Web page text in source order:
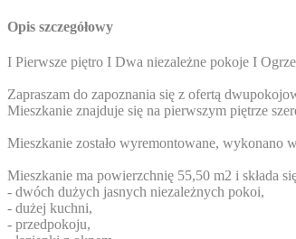
Opis szczegółowy
I Pierwsze piętro I Dwa niezależne pokoje I
Zapraszam do zapoznania się z ofertą
Mieszkanie znajduje się na pierwszym piętrze
Mieszkanie zostało wyremontowane, wykonano
Mieszkanie ma powierzchnię 55,50 m2 i składa
- dwóch dużych jasnych niezależnych pokoi,
- dużej kuchni,
- przedpokoju,